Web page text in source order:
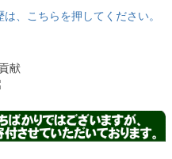
、こちらを押してください。
献